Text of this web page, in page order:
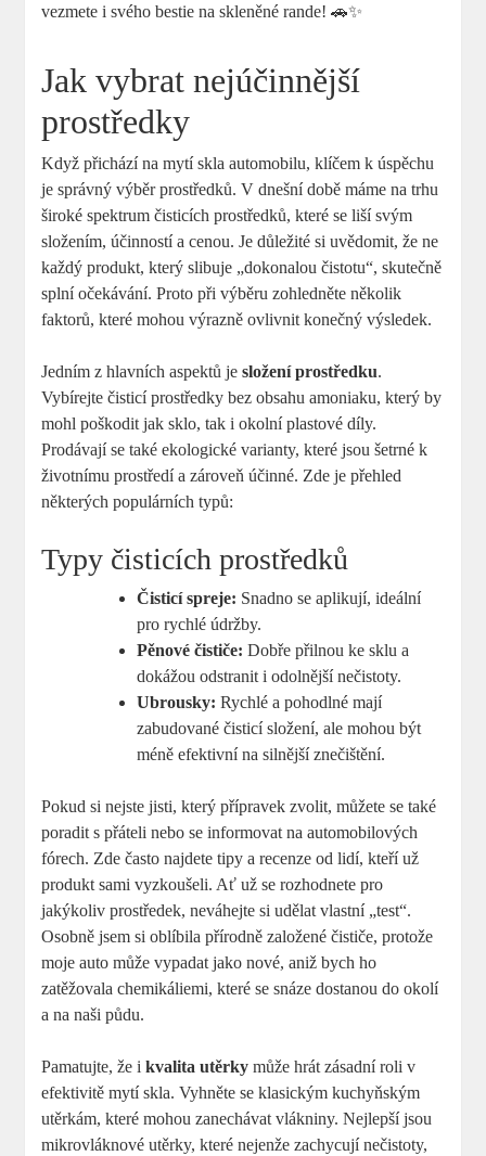
vezmete i svého bestie na skleněné rande! 🚗✨
Jak vybrat nejúčinnější
prostředky
Když přichází na mytí skla automobilu, klíčem k úspěchu
je správný výběr prostředků. V dnešní době máme na trhu
široké spektrum čisticích prostředků, které se liší svým
složením, účinností a cenou. Je důležité si uvědomit, že ne
každý produkt, který slibuje „dokonalou čistotu“, skutečně
splní očekávání. Proto při výběru zohledněte několik
faktorů, které mohou výrazně ovlivnit konečný výsledek.
Jedním z hlavních aspektů jesložení prostředku.
Vybírejte čisticí prostředky bez obsahu amoniaku, který by
mohl poškodit jak sklo, tak i okolní plastové díly.
Prodávají se také ekologické varianty, které jsou šetrné k
životnímu prostředí a zároveň účinné. Zde je přehled
některých populárních typů:
Typy čisticích prostředků
Čisticí spreje: Snadno se aplikují, ideální
pro rychlé údržby.
Pěnové čističe: Dobře přilnou ke sklu a
dokážou odstranit i odolnější nečistoty.
Ubrousky: Rychlé a pohodlné mají
zabudované čisticí složení, ale mohou být
méně efektivní na silnější znečištění.
Pokud si nejste jisti, který přípravek zvolit, můžete se také
poradit s přáteli nebo se informovat na automobilových
fórech. Zde často najdete tipy a recenze od lidí, kteří už
produkt sami vyzkoušeli. Ať už se rozhodnete pro
jakýkoliv prostředek, neváhejte si udělat vlastní „test“.
Osobně jsem si oblíbila přírodně založené čističe, protože
moje auto může vypadat jako nové, aniž bych ho
zatěžovala chemikáliemi, které se snáze dostanou do okolí
a na naši půdu.
Pamatujte, že ikvalita utěrky může hrát zásadní roli v
efektivitě mytí skla. Vyhněte se klasickým kuchyňským
utěrkám, které mohou zanechávat vlákniny. Nejlepší jsou
mikrovláknové utěrky, které nejenže zachycují nečistoty,